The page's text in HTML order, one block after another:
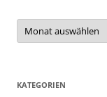
Archiv
KATEGORIEN